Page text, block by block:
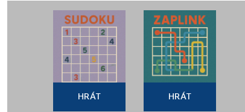
HRÁT HRÁT